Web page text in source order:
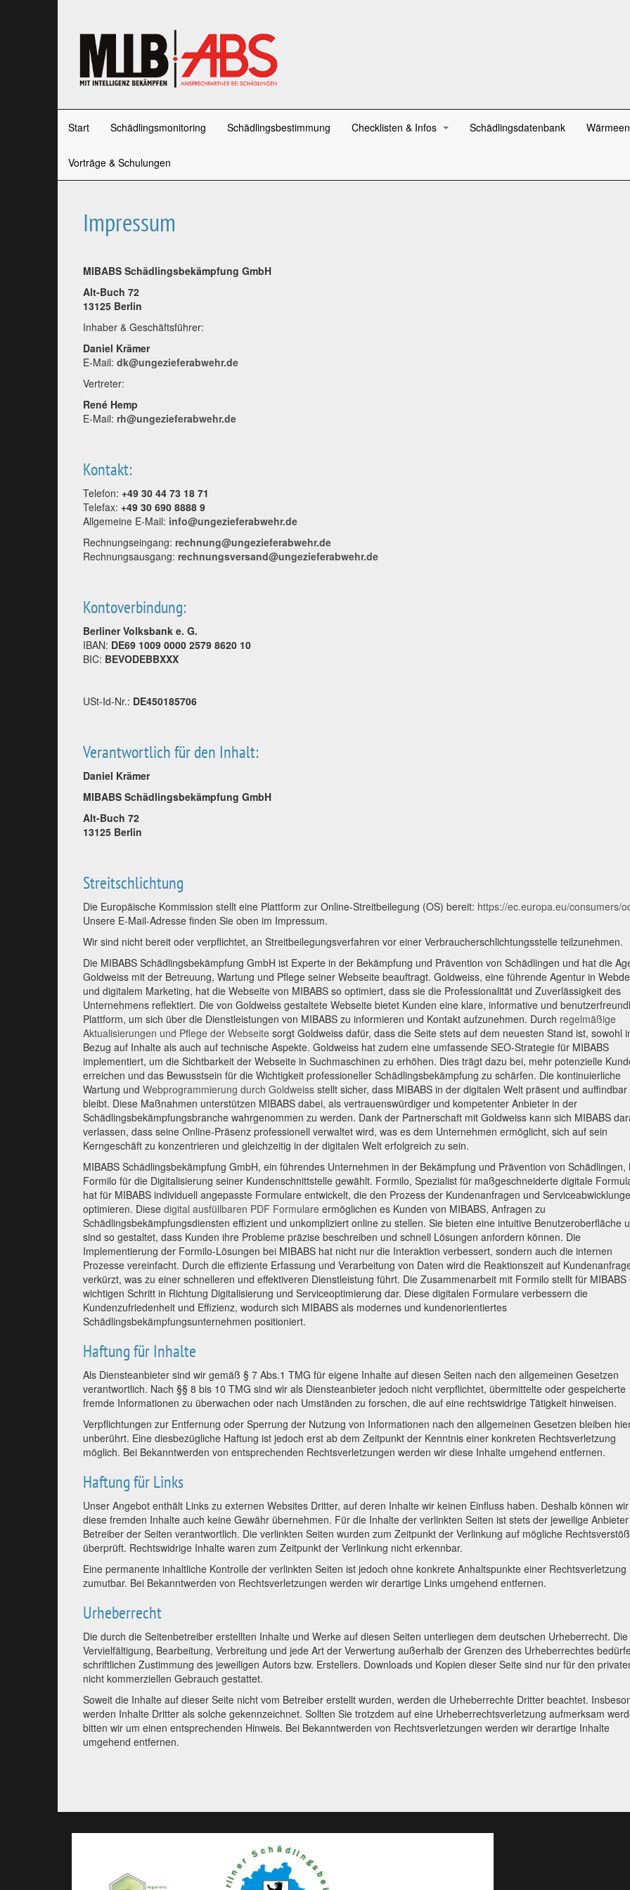
Start Schädlingsmonitoring Schädlingsbestimmung Checklisten & Infos Schädlingsdatenbank
Vorträge & Schulungen
Impressum
MIBABS Schädlingsbekämpfung GmbH
Alt-Buch 72
13125 Berlin
Inhaber & Geschäftsführer:
Daniel Krämer
E-Mail: dk@ungezieferabwehr.de
Vertreter:
René Hemp
E-Mail: rh@ungezieferabwehr.de
Kontakt:
Telefon: +49 30 44 73 18 71
Telefax: +49 30 690 8888 9
Allgemeine E-Mail: info@ungezieferabwehr.de
Rechnungseingang: rechnung@ungezieferabwehr.de
Rechnungsausgang: rechnungsversand@ungezieferabwehr.de
Kontoverbindung:
Berliner Volksbank e. G.
IBAN: DE69 1009 0000 2579 8620 10
BIC: BEVODEBBXXX
USt-Id-Nr.: DE450185706
Verantwortlich für den Inhalt:
Daniel Krämer
MIBABS Schädlingsbekämpfung GmbH
Alt-Buch 72
13125 Berlin
Streitschlichtung
Die Europäische Kommission stellt eine Plattform zur Online-Streitbeilegung (OS) bereit: https://ec.europa.eu/consumers/
Unsere E-Mail-Adresse finden Sie oben im Impressum.
Wir sind nicht bereit oder verpflichtet, an Streitbeilegungsverfahren vor einer Verbraucherschlichtungsstelle teilzunehmen.
Die MIBABS Schädlingsbekämpfung GmbH ist Experte in der Bekämpfung und Prävention von Schädlingen und hat die
Goldweiss mit der Betreuung, Wartung und Pflege seiner Webseite beauftragt. Goldweiss, eine führende Agentur in
und digitalem Marketing, hat die Webseite von MIBABS so optimiert, dass sie die Professionalität und Zuverlässigkeit des
Unternehmens reflektiert. Die von Goldweiss gestaltete Webseite bietet Kunden eine klare, informative und
Plattform, um sich über die Dienstleistungen von MIBABS zu informieren und Kontakt aufzunehmen. Durch regelmäßige
Aktualisierungen und Pflege der Webseite sorgt Goldweiss dafür, dass die Seite stets auf dem neuesten Stand ist, sowohl
Bezug auf Inhalte als auch auf technische Aspekte. Goldweiss hat zudem eine umfassende SEO-Strategie für MIBABS
implementiert, um die Sichtbarkeit der Webseite in Suchmaschinen zu erhöhen. Dies trägt dazu bei, mehr potenzielle
erreichen und das Bewusstsein für die Wichtigkeit professioneller Schädlingsbekämpfung zu schärfen. Die kontinuierliche
Wartung und Webprogrammierung durch Goldweiss stellt sicher, dass MIBABS in der digitalen Welt präsent und auffindbar
bleibt. Diese Maßnahmen unterstützen MIBABS dabei, als vertrauenswürdiger und kompetenter Anbieter in der
Schädlingsbekämpfungsbranche wahrgenommen zu werden. Dank der Partnerschaft mit Goldweiss kann sich MIBABS
verlassen, dass seine Online-Präsenz professionell verwaltet wird, was es dem Unternehmen ermöglicht, sich auf sein
Kerngeschäft zu konzentrieren und gleichzeitig in der digitalen Welt erfolgreich zu sein.
MIBABS Schädlingsbekämpfung GmbH, ein führendes Unternehmen in der Bekämpfung und Prävention von Schädlingen,
Formilo für die Digitalisierung seiner Kundenschnittstelle gewählt. Formilo, Spezialist für maßgeschneiderte digitale
hat für MIBABS individuell angepasste Formulare entwickelt, die den Prozess der Kundenanfragen und
optimieren. Diese digital ausfüllbaren PDF Formulare ermöglichen es Kunden von MIBABS, Anfragen zu
Schädlingsbekämpfungsdiensten effizient und unkompliziert online zu stellen. Sie bieten eine intuitive Benutzeroberfläche
sind so gestaltet, dass Kunden ihre Probleme präzise beschreiben und schnell Lösungen anfordern können. Die
Implementierung der Formilo-Lösungen bei MIBABS hat nicht nur die Interaktion verbessert, sondern auch die internen
Prozesse vereinfacht. Durch die effiziente Erfassung und Verarbeitung von Daten wird die Reaktionszeit auf
verkürzt, was zu einer schnelleren und effektiveren Dienstleistung führt. Die Zusammenarbeit mit Formilo stellt für MIBABS
wichtigen Schritt in Richtung Digitalisierung und Serviceoptimierung dar. Diese digitalen Formulare verbessern die
Kundenzufriedenheit und Effizienz, wodurch sich MIBABS als modernes und kundenorientiertes
Schädlingsbekämpfungsunternehmen positioniert.
Haftung für Inhalte
Als Diensteanbieter sind wir gemäß § 7 Abs.1 TMG für eigene Inhalte auf diesen Seiten nach den allgemeinen Gesetzen
verantwortlich. Nach §§ 8 bis 10 TMG sind wir als Diensteanbieter jedoch nicht verpflichtet, übermittelte oder gespeicherte
fremde Informationen zu überwachen oder nach Umständen zu forschen, die auf eine rechtswidrige Tätigkeit hinweisen.
Verpflichtungen zur Entfernung oder Sperrung der Nutzung von Informationen nach den allgemeinen Gesetzen bleiben
unberührt. Eine diesbezügliche Haftung ist jedoch erst ab dem Zeitpunkt der Kenntnis einer konkreten Rechtsverletzung
möglich. Bei Bekanntwerden von entsprechenden Rechtsverletzungen werden wir diese Inhalte umgehend entfernen.
Haftung für Links
Unser Angebot enthält Links zu externen Websites Dritter, auf deren Inhalte wir keinen Einfluss haben. Deshalb können
diese fremden Inhalte auch keine Gewähr übernehmen. Für die Inhalte der verlinkten Seiten ist stets der jeweilige
Betreiber der Seiten verantwortlich. Die verlinkten Seiten wurden zum Zeitpunkt der Verlinkung auf mögliche
überprüft. Rechtswidrige Inhalte waren zum Zeitpunkt der Verlinkung nicht erkennbar.
Eine permanente inhaltliche Kontrolle der verlinkten Seiten ist jedoch ohne konkrete Anhaltspunkte einer Rechtsverletzung
zumutbar. Bei Bekanntwerden von Rechtsverletzungen werden wir derartige Links umgehend entfernen.
Urheberrecht
Die durch die Seitenbetreiber erstellten Inhalte und Werke auf diesen Seiten unterliegen dem deutschen Urheberrecht. Die
Vervielfältigung, Bearbeitung, Verbreitung und jede Art der Verwertung außerhalb der Grenzen des Urheberrechtes
schriftlichen Zustimmung des jeweiligen Autors bzw. Erstellers. Downloads und Kopien dieser Seite sind nur für den
nicht kommerziellen Gebrauch gestattet.
Soweit die Inhalte auf dieser Seite nicht vom Betreiber erstellt wurden, werden die Urheberrechte Dritter beachtet.
werden Inhalte Dritter als solche gekennzeichnet. Sollten Sie trotzdem auf eine Urheberrechtsverletzung aufmerksam
bitten wir um einen entsprechenden Hinweis. Bei Bekanntwerden von Rechtsverletzungen werden wir derartige Inhalte
umgehend entfernen.